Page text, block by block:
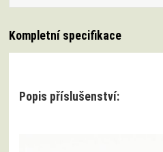
Kompletní specifikace
Popis příslušenství: